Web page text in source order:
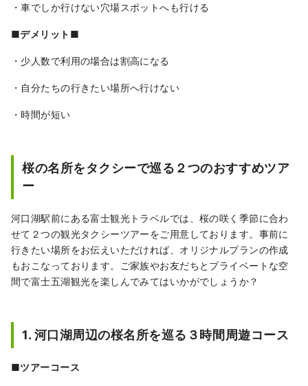
・車でしか行けない穴場スポットへも行ける
■デメリット■
・少人数で利用の場合は割高になる
・自分たちの行きたい場所へ行けない
・時間が短い
桜の名所をタクシーで巡る２つのおすすめツア
ー
河口湖駅前にある富士観光トラベルでは、桜の咲く季節に合わ
せて２つの観光タクシーツアーをご用意しております。事前に
行きたい場所をお伝えいただければ、オリジナルプランの作成
もおこなっております。ご家族やお友だちとプライベートな空
間で富士五湖観光を楽しんでみてはいかがでしょうか？
1. 河口湖周辺の桜名所を巡る３時間周遊コース
■ツアーコース